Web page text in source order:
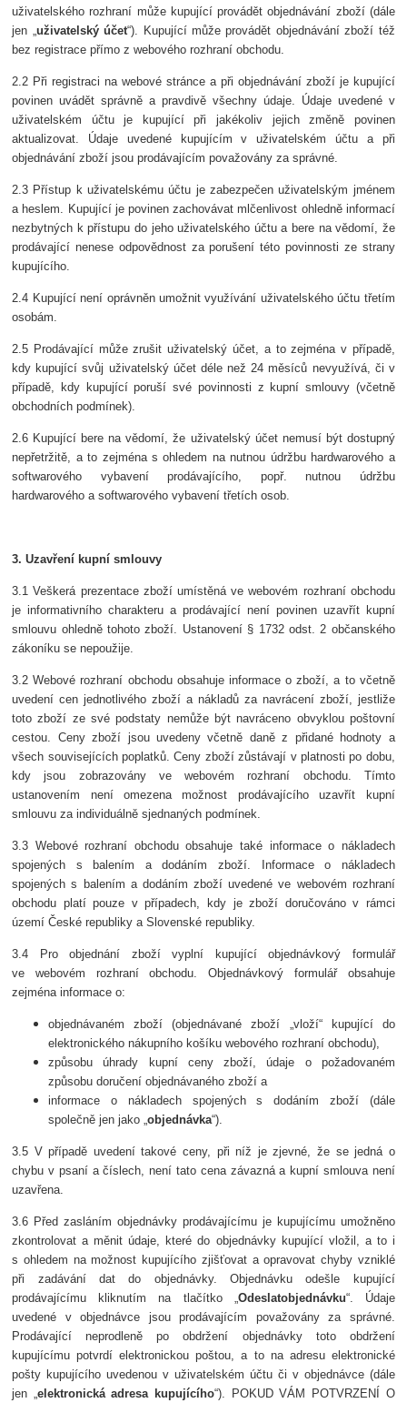
uživatelského rozhraní může kupující provádět objednávání zboží (dále
jen „ uživatelský účet“). Kupující může provádět objednávání zboží též
bez registrace přímo z webového rozhraní obchodu.
2.2 Při registraci na webové stránce a při objednávání zboží je kupující
povinen uvádět správně a pravdivě všechny údaje. Údaje uvedené v
uživatelském účtu je kupující při jakékoliv jejich změně povinen
aktualizovat. Údaje uvedené kupujícím v uživatelském účtu a při
objednávání zboží jsou prodávajícím považovány za správné.
2.3 Přístup k uživatelskému účtu je zabezpečen uživatelským jménem
a heslem. Kupující je povinen zachovávat mlčenlivost ohledně informací
nezbytných k přístupu do jeho uživatelského účtu a bere na vědomí, že
prodávající nenese odpovědnost za porušení této povinnosti ze strany
kupujícího.
2.4 Kupující není oprávněn umožnit využívání uživatelského účtu třetím
osobám.
2.5 Prodávající může zrušit uživatelský účet, a to zejména v případě,
kdy kupující svůj uživatelský účet déle než 24 měsíců nevyužívá, či v
případě, kdy kupující poruší své povinnosti z kupní smlouvy (včetně
obchodních podmínek).
2.6 Kupující bere na vědomí, že uživatelský účet nemusí být dostupný
nepřetržitě, a to zejména s ohledem na nutnou údržbu hardwarového a
softwarového vybavení prodávajícího, popř. nutnou údržbu
hardwarového a softwarového vybavení třetích osob.
3. Uzavření kupní smlouvy
3.1 Veškerá prezentace zboží umístěná ve webovém rozhraní obchodu
je informativního charakteru a prodávající není povinen uzavřít kupní
smlouvu ohledně tohoto zboží. Ustanovení § 1732 odst. 2 občanského
zákoníku se nepoužije.
3.2 Webové rozhraní obchodu obsahuje informace o zboží, a to včetně
uvedení cen jednotlivého zboží a nákladů za navrácení zboží, jestliže
toto zboží ze své podstaty nemůže být navráceno obvyklou poštovní
cestou. Ceny zboží jsou uvedeny včetně daně z přidané hodnoty a
všech souvisejících poplatků. Ceny zboží zůstávají v platnosti po dobu,
kdy jsou zobrazovány ve webovém rozhraní obchodu. Tímto
ustanovením není omezena možnost prodávajícího uzavřít kupní
smlouvu za individuálně sjednaných podmínek.
3.3 Webové rozhraní obchodu obsahuje také informace o nákladech
spojených s balením a dodáním zboží. Informace o nákladech
spojených s balením a dodáním zboží uvedené ve webovém rozhraní
obchodu platí pouze v případech, kdy je zboží doručováno v rámci
území České republiky a Slovenské republiky.
3.4 Pro objednání zboží vyplní kupující objednávkový formulář
ve webovém rozhraní obchodu. Objednávkový formulář obsahuje
zejména informace o:
objednávaném zboží (objednávané zboží „vloží“ kupující do
elektronického nákupního košíku webového rozhraní obchodu),
způsobu úhrady kupní ceny zboží, údaje o požadovaném
způsobu doručení objednávaného zboží a
informace o nákladech spojených s dodáním zboží (dále
společně jen jako „objednávka“).
3.5 V případě uvedení takové ceny, při níž je zjevné, že se jedná o
chybu v psaní a číslech, není tato cena závazná a kupní smlouva není
uzavřena.
3.6 Před zasláním objednávky prodávajícímu je kupujícímu umožněno
zkontrolovat a měnit údaje, které do objednávky kupující vložil, a to i
s ohledem na možnost kupujícího zjišťovat a opravovat chyby vzniklé
při zadávání dat do objednávky. Objednávku odešle kupující
prodávajícímu kliknutím na tlačítko „ Odeslatobjednávku“. Údaje
uvedené v objednávce jsou prodávajícím považovány za správné.
Prodávající neprodleně po obdržení objednávky toto obdržení
kupujícímu potvrdí elektronickou poštou, a to na adresu elektronické
pošty kupujícího uvedenou v uživatelském účtu či v objednávce (dále
jen „ elektronická adresa kupujícího“). POKUD VÁM POTVRZENÍ O